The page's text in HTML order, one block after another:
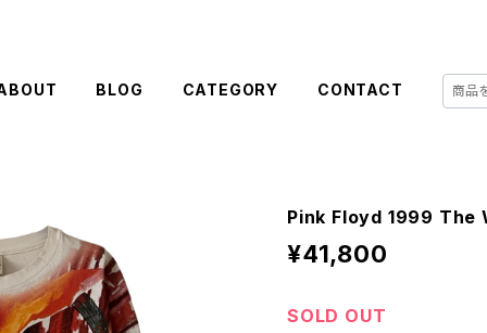
BLOG CATEGORY CONTACT
Pink Floyd 1999 The
¥41,800
SOLD OUT